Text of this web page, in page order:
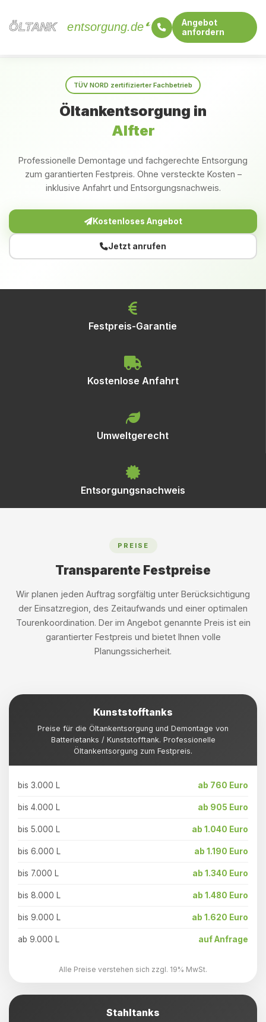
ÖLTANK
ÖLTANK entsorgung.de
Angebot
anfordern
TÜV NORD zertifizierter Fachbetrieb
Öltankentsorgung in
Alfter
Professionelle Demontage und fachgerechte Entsorgung
zum garantierten Festpreis. Ohne versteckte Kosten –
inklusive Anfahrt und Entsorgungsnachweis.
Kostenloses Angebot
Jetzt anrufen
Festpreis-Garantie
Kostenlose Anfahrt
Umweltgerecht
Entsorgungsnachweis
PREISE
Transparente Festpreise
Wir planen jeden Auftrag sorgfältig unter Berücksichtigung
der Einsatzregion, des Zeitaufwands und einer optimalen
Tourenkoordination. Der im Angebot genannte Preis ist ein
garantierter Festpreis und bietet Ihnen volle
Planungssicherheit.
Kunststofftanks
Preise für die Öltankentsorgung und Demontage von
Batterietanks / Kunststofftank. Professionelle
Öltankentsorgung zum Festpreis.
bis 3.000 L ab 760 Euro
bis 4.000 L ab 905 Euro
bis 5.000 L ab 1.040 Euro
bis 6.000 L ab 1.190 Euro
bis 7.000 L ab 1.340 Euro
bis 8.000 L ab 1.480 Euro
bis 9.000 L ab 1.620 Euro
ab 9.000 L auf Anfrage
Alle Preise verstehen sich zzgl. 19% MwSt.
Stahltanks